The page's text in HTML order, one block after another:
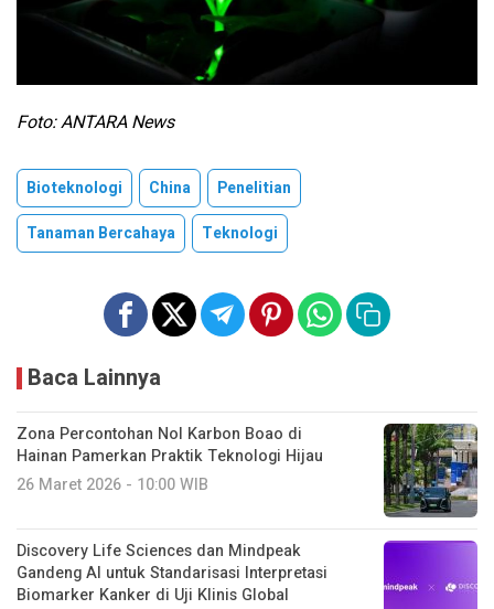
Foto: ANTARA News
Bioteknologi China
Penelitian
Tanaman Bercahaya
Teknologi
Baca Lainnya
Zona Percontohan Nol Karbon Boao di
Hainan Pamerkan Praktik Teknologi Hijau
26 Maret 2026 - 10:00 WIB
Discovery Life Sciences dan Mindpeak
Gandeng AI untuk Standarisasi Interpretasi
Biomarker Kanker di Uji Klinis Global